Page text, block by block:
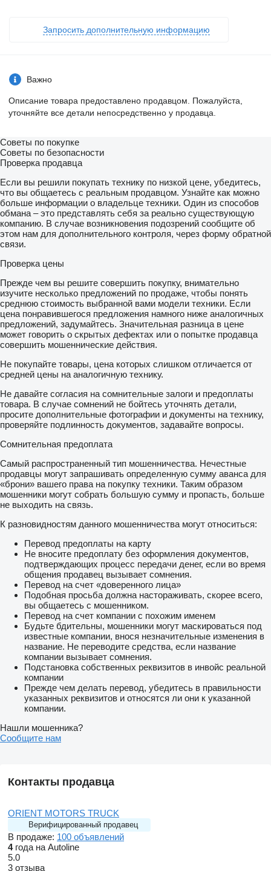
Запросить дополнительную информацию
Важно
Описание товара предоставлено продавцом. Пожалуйста,
уточняйте все детали непосредственно у продавца.
Советы по покупке
Советы по безопасности
Проверка продавца
Если вы решили покупать технику по низкой цене, убедитесь,
что вы общаетесь с реальным продавцом. Узнайте как можно
больше информации о владельце техники. Один из способов
обмана – это представлять себя за реально существующую
компанию. В случае возникновения подозрений сообщите об
этом нам для дополнительного контроля, через форму обратной
связи.
Проверка цены
Прежде чем вы решите совершить покупку, внимательно
изучите несколько предложений по продаже, чтобы понять
среднюю стоимость выбранной вами модели техники. Если
цена понравившегося предложения намного ниже аналогичных
предложений, задумайтесь. Значительная разница в цене
может говорить о скрытых дефектах или о попытке продавца
совершить мошеннические действия.
Не покупайте товары, цена которых слишком отличается от
средней цены на аналогичную технику.
Не давайте согласия на сомнительные залоги и предоплаты
товара. В случае сомнений не бойтесь уточнять детали,
просите дополнительные фотографии и документы на технику,
проверяйте подлинность документов, задавайте вопросы.
Сомнительная предоплата
Самый распространенный тип мошенничества. Нечестные
продавцы могут запрашивать определенную сумму аванса для
«брони» вашего права на покупку техники. Таким образом
мошенники могут собрать большую сумму и пропасть, больше
не выходить на связь.
К разновидностям данного мошенничества могут относиться:
Перевод предоплаты на карту
Не вносите предоплату без оформления документов,
подтверждающих процесс передачи денег, если во время
общения продавец вызывает сомнения.
Перевод на счет «доверенного лица»
Подобная просьба должна настораживать, скорее всего,
вы общаетесь с мошенником.
Перевод на счет компании с похожим именем
Будьте бдительны, мошенники могут маскироваться под
известные компании, внося незначительные изменения в
название. Не переводите средства, если название
компании вызывает сомнения.
Подстановка собственных реквизитов в инвойс реальной
компании
Прежде чем делать перевод, убедитесь в правильности
указанных реквизитов и относятся ли они к указанной
компании.
Нашли мошенника?
Сообщите нам
Контакты продавца
ORIENT MOTORS TRUCK
Верифицированный продавец
В продаже: 100 объявлений
4года на Autoline
5.0
3 отзыва